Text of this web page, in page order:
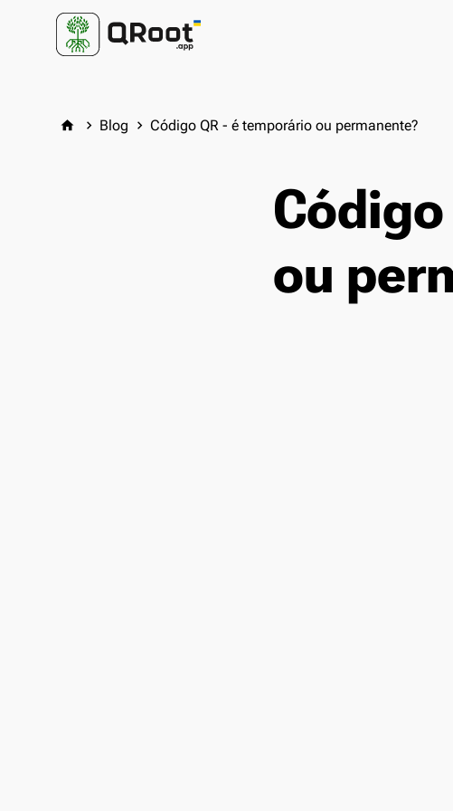
home keyboard_arrow_right Blog keyboard_arrow_right Código QR - é temporário ou permanente?
ou